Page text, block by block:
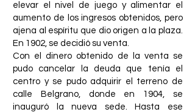
elevar el nivel de juego y alimentar el
aumento de los ingresos obtenidos, pero
ajena al espíritu que dio origen a la plaza.
En 1902, se decidió su venta.
Con el dinero obtenido de la venta se
pudo cancelar la deuda que tenía el
centro y se pudo adquirir el terreno de
calle Belgrano, donde en 1904, se
inauguró la nueva sede. Hasta ese